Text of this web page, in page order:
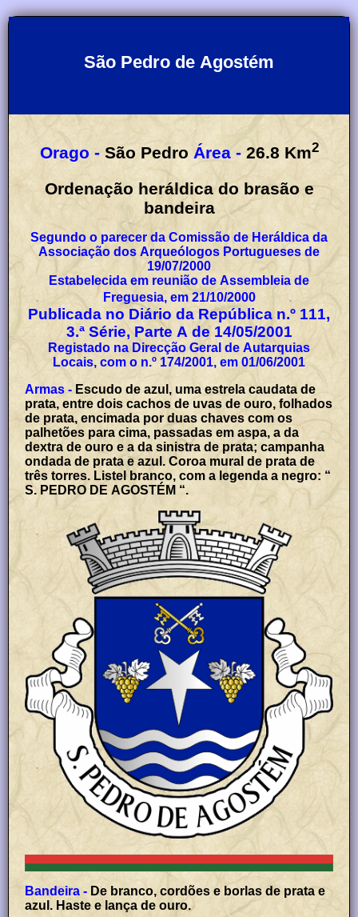
São Pedro de Agostém
Orago - São Pedro Área - 26.8 Km2
Ordenação heráldica do brasão e
bandeira
Segundo o parecer da Comissão de Heráldica da
Associação dos Arqueólogos Portugueses de
19/07/2000
Estabelecida em reunião de Assembleia de
Freguesia, em 21/10/2000
Publicada no Diário da República n.º 111,
3.ª Série, Parte A de 14/05/2001
Registado na Direcção Geral de Autarquias
Locais, com o n.º 174/2001, em 01/06/2001
Armas - Escudo de azul, uma estrela caudata de
prata, entre dois cachos de uvas de ouro, folhados
de prata, encimada por duas chaves com os
palhetões para cima, passadas em aspa, a da
dextra de ouro e a da sinistra de prata; campanha
ondada de prata e azul. Coroa mural de prata de
três torres. Listel branco, com a legenda a negro: “
S. PEDRO DE AGOSTÉM “.
Bandeira - De branco, cordões e borlas de prata e
azul. Haste e lança de ouro.